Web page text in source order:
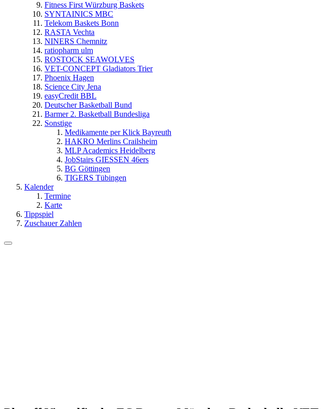
Fitness First Würzburg Baskets
SYNTAINICS MBC
Telekom Baskets Bonn
RASTA Vechta
NINERS Chemnitz
ratiopharm ulm
ROSTOCK SEAWOLVES
VET-CONCEPT Gladiators Trier
Phoenix Hagen
Science City Jena
easyCredit BBL
Deutscher Basketball Bund
Barmer 2. Basketball Bundesliga
Sonstige
Medikamente per Klick Bayreuth
HAKRO Merlins Crailsheim
MLP Academics Heidelberg
JobStairs GIESSEN 46ers
BG Göttingen
TIGERS Tübingen
Kalender
Termine
Karte
Tippspiel
Zuschauer Zahlen